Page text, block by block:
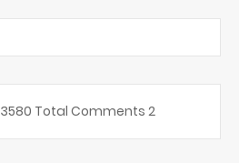
3580 Total Comments 2